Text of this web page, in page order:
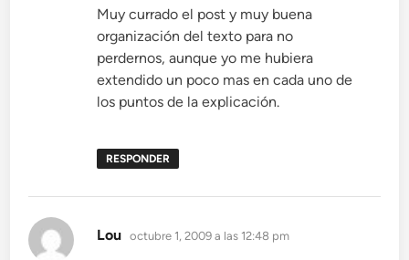
Muy currado el post y muy buena
organización del texto para no
perdernos, aunque yo me hubiera
extendido un poco mas en cada uno de
los puntos de la explicación.
RESPONDER
Lou dice:
octubre 1, 2009 a las 12:48 pm